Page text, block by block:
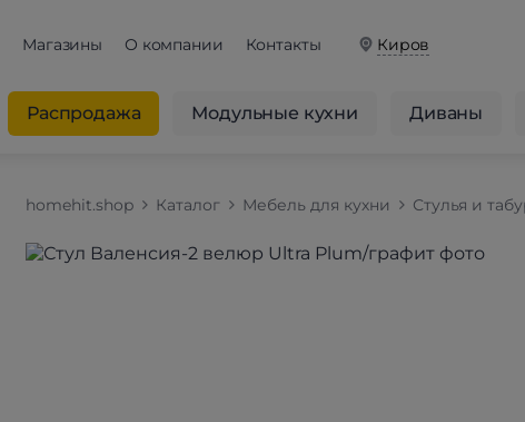
Магазины О компании Контакты Киров
Распродажа Модульные кухни Диваны
homehit.shop Каталог Мебель для кухни Стулья и